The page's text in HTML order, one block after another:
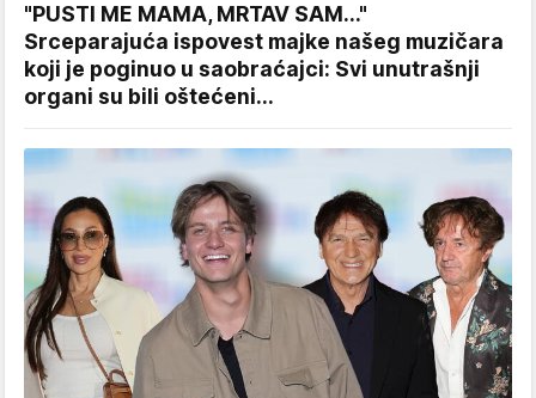
"PUSTI ME MAMA, MRTAV SAM..."
Srceparajuća ispovest majke našeg muzičara
koji je poginuo u saobraćajci: Svi unutrašnji
organi su bili oštećeni...